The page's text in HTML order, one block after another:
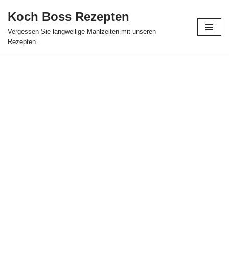
Skip
to
Koch Boss Rezepten
Vergessen Sie langweilige Mahlzeiten mit unseren
Rezepten.